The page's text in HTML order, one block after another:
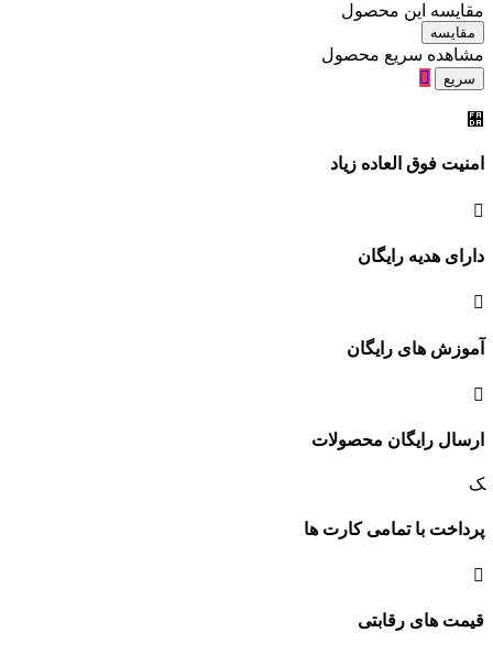
مقایسه این محصول
مقایسه
مشاهده سریع محصول
سریع
امنیت فوق العاده زیاد
دارای هدیه رایگان
آموزش های رایگان
ارسال رایگان محصولات
پرداخت با تمامی کارت ها
قیمت های رقابتی